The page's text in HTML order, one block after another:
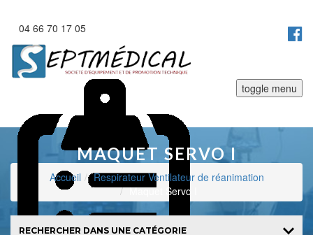
04 66 70 17 05
toggle menu
MAQUET SERVO I
Accueil
Respirateur Ventilateur de réanimation
Maquet Servo I